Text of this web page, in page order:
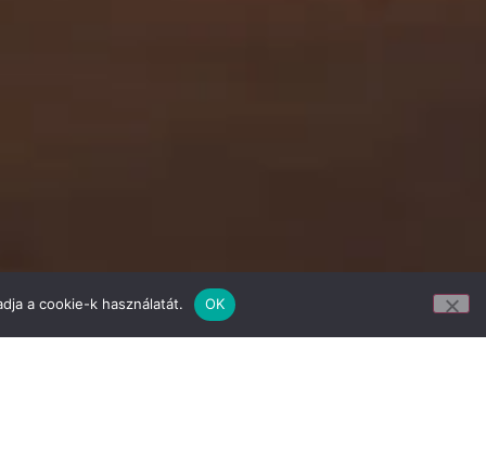
a cookie-k használatát. OK